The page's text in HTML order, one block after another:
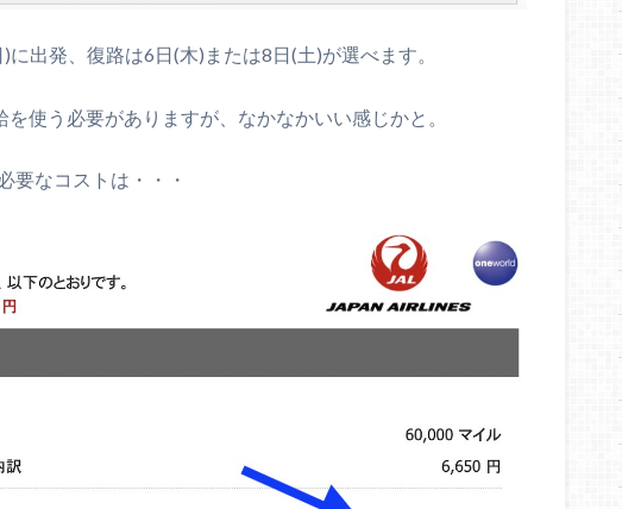
出発、復路は6日(木)または8日(土)が選べます。
使う必要がありますが、なかなかいい感じかと。
要なコストは・・・